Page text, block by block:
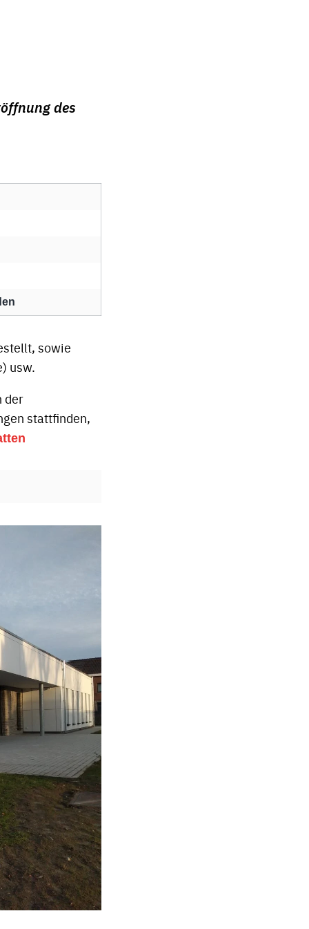
des
sowie
usw.
der
stattfinden,